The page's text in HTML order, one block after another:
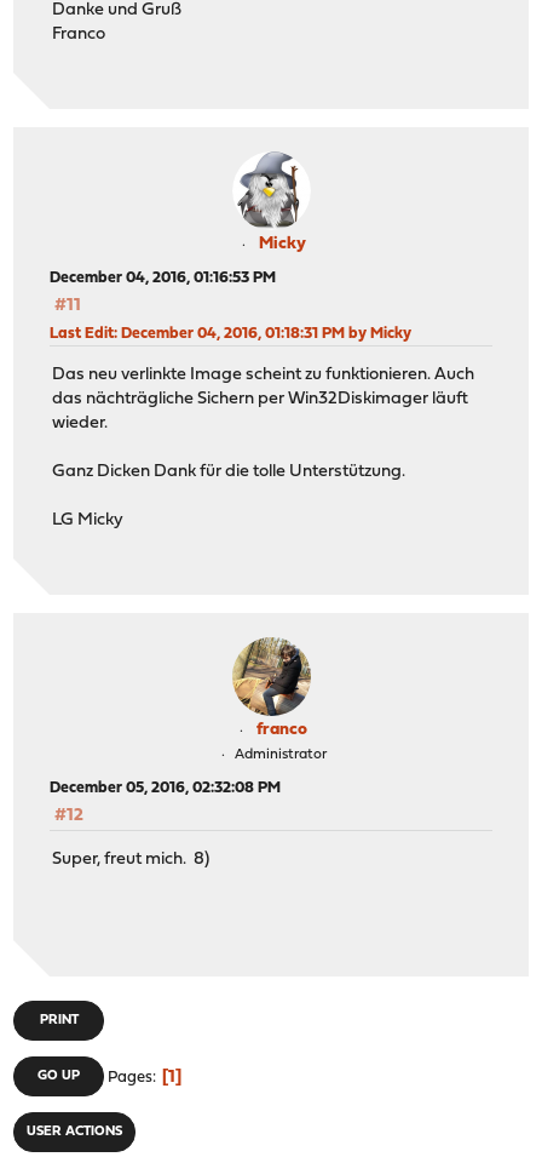
Danke und Gruß
Franco
Micky
December 04, 2016, 01:16:53 PM
#11
Last Edit: December 04, 2016, 01:18:31 PM by Micky
Das neu verlinkte Image scheint zu funktionieren. Auch
das nächträgliche Sichern per Win32Diskimager läuft
wieder.
Ganz Dicken Dank für die tolle Unterstützung.
LG Micky
franco
Administrator
December 05, 2016, 02:32:08 PM
#12
Super, freut mich. 8)
PRINT
GO UP Pages 1
USER ACTIONS